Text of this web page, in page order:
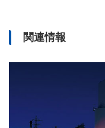
関連情報